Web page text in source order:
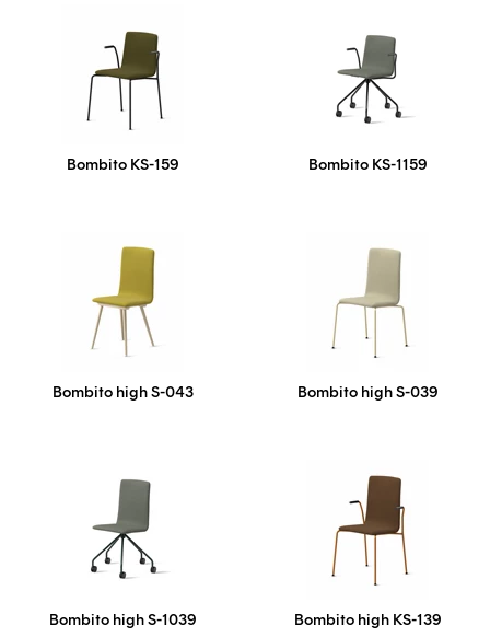
Bombito KS-159 Bombito KS-1159
Bombito high S-043 Bombito high S-039
Bombito high S-1039 Bombito high KS-139